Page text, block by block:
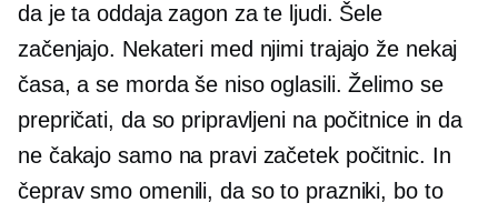
da je ta oddaja zagon za te ljudi. Šele
začenjajo. Nekateri med njimi trajajo že nekaj
časa, a se morda še niso oglasili. Želimo se
prepričati, da so pripravljeni na počitnice in da
ne čakajo samo na pravi začetek počitnic. In
čeprav smo omenili, da so to prazniki, bo to